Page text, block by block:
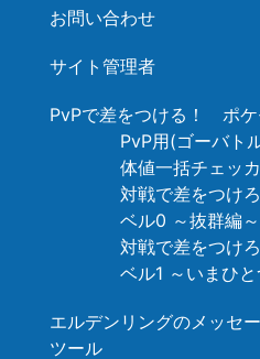
お問い合わせ
サイト管理者
PvPで差をつける！ ポケ
PvP用(ゴーバト
体値一括チェッ
対戦で差をつけ
ベル0 ～抜群編～
対戦で差をつけ
ベル1 ～いまひと
エルデンリングのメッセ
ツール